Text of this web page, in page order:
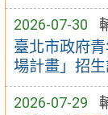
2026-07-30
臺北市政府
場計畫」招
2026-07-29